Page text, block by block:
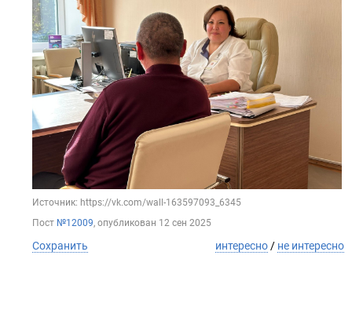
Источник: https://vk.com/wall-163597093_6345
Пост №12009, опубликован 12 сен 2025
Сохранить интересно / не интересно